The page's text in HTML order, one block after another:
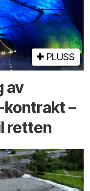
PLUSS
av
–
retten